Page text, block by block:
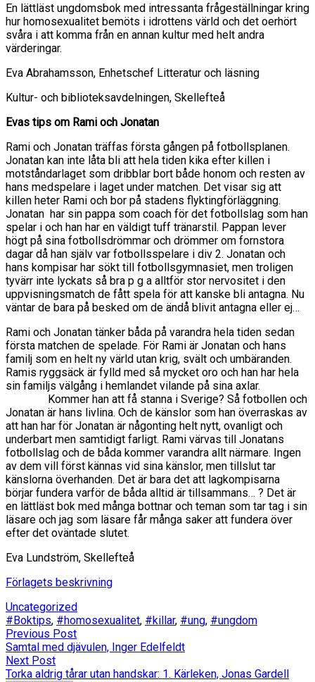
En lättläst ungdomsbok med intressanta frågeställningar kring
hur homosexualitet bemöts i idrottens värld och det oerhört
svåra i att komma från en annan kultur med helt andra
värderingar.
Eva Abrahamsson, Enhetschef Litteratur och läsning
Kultur- och biblioteksavdelningen, Skellefteå
Evas tips om Rami och Jonatan
Rami och Jonatan träffas första gången på fotbollsplanen.
Jonatan kan inte låta bli att hela tiden kika efter killen i
motståndarlaget som dribblar bort både honom och resten av
hans medspelare i laget under matchen. Det visar sig att
killen heter Rami och bor på stadens flyktingförläggning.
Jonatan har sin pappa som coach för det fotbollslag som han
spelar i och han har en väldigt tuff tränarstil. Pappan lever
högt på sina fotbollsdrömmar och drömmer om fornstora
dagar då han själv var fotbollsspelare i div 2. Jonatan och
hans kompisar har sökt till fotbollsgymnasiet, men troligen
tyvärr inte lyckats så bra p g a alltför stor nervositet i den
uppvisningsmatch de fått spela för att kanske bli antagna. Nu
väntar de bara på besked om de ändå blivit antagna eller ej…
Rami och Jonatan tänker båda på varandra hela tiden sedan
första matchen de spelade. För Rami är Jonatan och hans
familj som en helt ny värld utan krig, svält och umbäranden.
Ramis ryggsäck är fylld med så mycket oro och han har hela
sin familjs välgång i hemlandet vilande på sina axlar.
Kommer han att få stanna i Sverige? Så fotbollen och
Jonatan är hans livlina. Och de känslor som han överraskas av
att han har för Jonatan är någonting helt nytt, ovanligt och
underbart men samtidigt farligt. Rami värvas till Jonatans
fotbollslag och de båda kommer varandra allt närmare. Ingen
av dem vill först kännas vid sina känslor, men tillslut tar
känslorna överhanden. Det är bara det att lagkompisarna
börjar fundera varför de båda alltid är tillsammans… ? Det är
en lättläst bok med många bottnar och teman som tar tag i sin
läsare och jag som läsare får många saker att fundera över
efter det oväntade slutet.
Eva Lundström, Skellefteå
Förlagets beskrivning
Uncategorized
#Boktips, #homosexualitet, #killar, #ung, #ungdom
Previous Post
Samtal med djävulen, Inger Edelfeldt
Next Post
Torka aldrig tårar utan handskar: 1. Kärleken, Jonas Gardell